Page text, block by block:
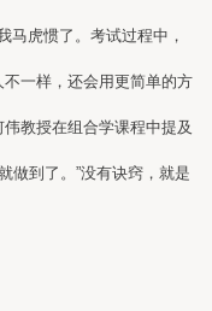
虎惯了。考试过程中，
一样，还会用更简单的方
教授在组合学课程中提及
做到了。”没有诀窍，就是